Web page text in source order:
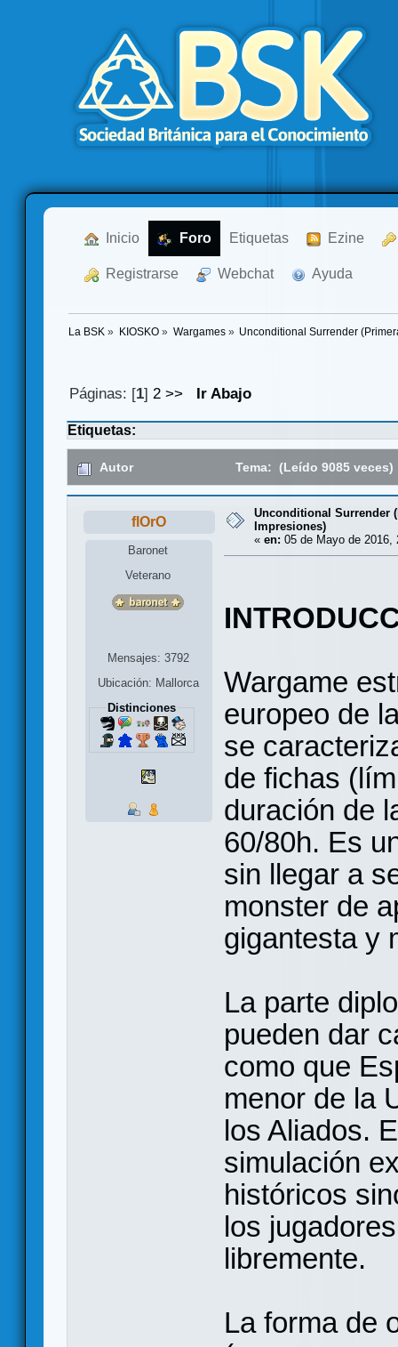
Inicio Foro Etiquetas Ezine
Registrarse Webchat Ayuda
La BSK » KIOSKO» Wargames» Unconditional Surrender
Páginas: [1]2 >> Ir Abajo
Etiquetas:
Autor Tema: (Leído 9085 veces)
flOrO
Baronet
Veterano
Mensajes: 3792
Ubicación: Mallorca
Distinciones
Unconditional Surrender
Impresiones)
« en: 05 de Mayo de 2016,
Wargame
europeo de
se
de fichas
duración de
60/80h. Es
sin llegar a
monster de
gigantesta y
La parte
pueden dar
como que
menor de la
los Aliados.
simulación
históricos
los
libremente.
La forma de